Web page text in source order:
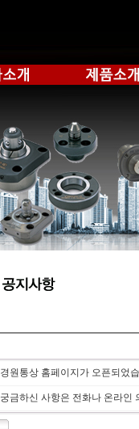
경원통상 홈페이지가 오픈되었
궁금하신 사항은 전화나 온라인